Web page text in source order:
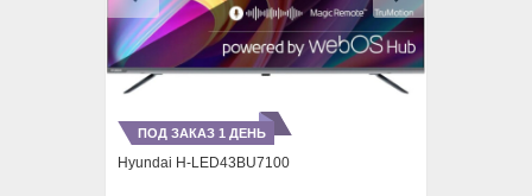
ПОД ЗАКАЗ 1 ДЕНЬ
Hyundai H-LED43BU7100